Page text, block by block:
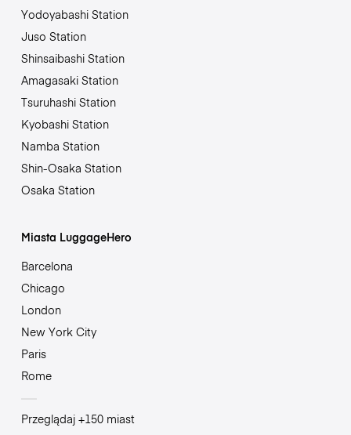
Yodoyabashi Station
Juso Station
Shinsaibashi Station
Amagasaki Station
Tsuruhashi Station
Kyobashi Station
Namba Station
Shin-Osaka Station
Osaka Station
Miasta LuggageHero
Barcelona
Chicago
London
New York City
Paris
Rome
Przeglądaj +150 miast